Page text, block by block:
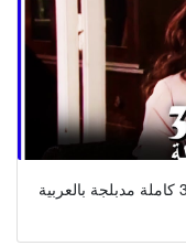
العشق الممنوع الحلقة 34 كاملة مدبلجة بالعربية Forbidden Love